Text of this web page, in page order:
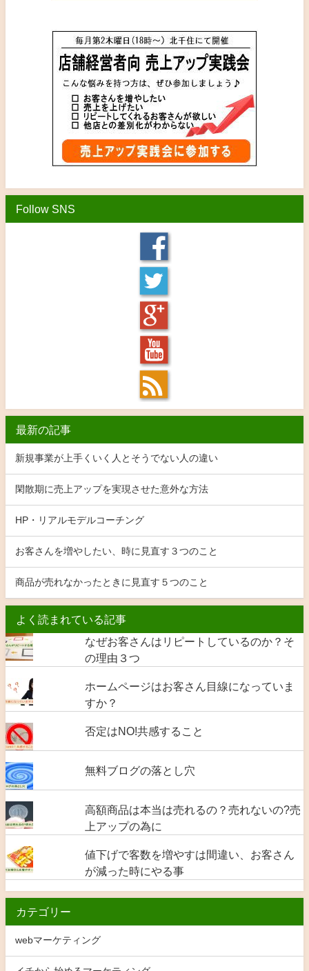
Follow SNS
最新の記事
新規事業が上手くいく人とそうでない人の違い
閑散期に売上アップを実現させた意外な方法
HP・リアルモデルコーチング
お客さんを増やしたい、時に見直す３つのこと
商品が売れなかったときに見直す５つのこと
よく読まれている記事
なぜお客さんはリピートしているのか？そ
の理由３つ
ホームページはお客さん目線になっていま
すか？
否定はNO!共感すること
無料ブログの落とし穴
高額商品は本当は売れるの？売れないの?売
上アップの為に
値下げで客数を増やすは間違い、お客さん
が減った時にやる事
カテゴリー
webマーケティング